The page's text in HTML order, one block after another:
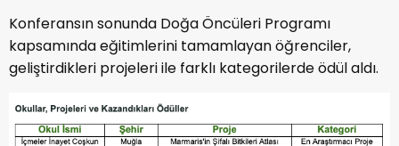
Konferansın sonunda Doğa Öncüleri Programı
kapsamında eğitimlerini tamamlayan öğrenciler,
geliştirdikleri projeleri ile farklı kategorilerde ödül aldı.